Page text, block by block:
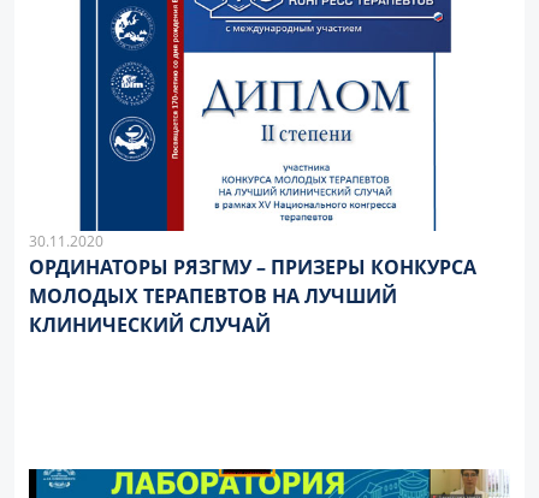
30.11.2020
ОРДИНАТОРЫ РЯЗГМУ – ПРИЗЕРЫ КОНКУРСА
МОЛОДЫХ ТЕРАПЕВТОВ НА ЛУЧШИЙ
КЛИНИЧЕСКИЙ СЛУЧАЙ